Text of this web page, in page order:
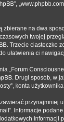
zbierane na dwa
twojej
Trzecie ciasteczko
ułatwienia ci
„Forum
Drugi sposób, w
konta
przynajmniej
Informacje
informacji